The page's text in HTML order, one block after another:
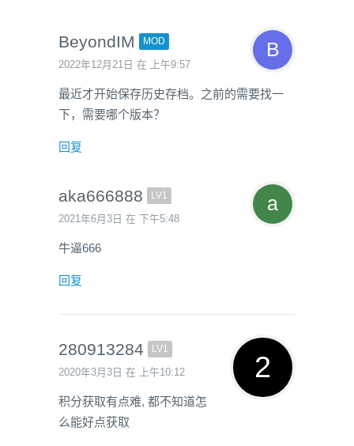
BeyondIM MOD
2022年12月21日 在 上午9:57
最近才开始保存历史存档。之前的需要找一
下，需要哪个版本？
回复
aka666888 LV1
2021年6月3日 在 下午5:48
牛逼666
回复
280913284 LV1
2020年3月3日 在 上午10:12
积分获取有点难, 都不知道怎
么能好点获取